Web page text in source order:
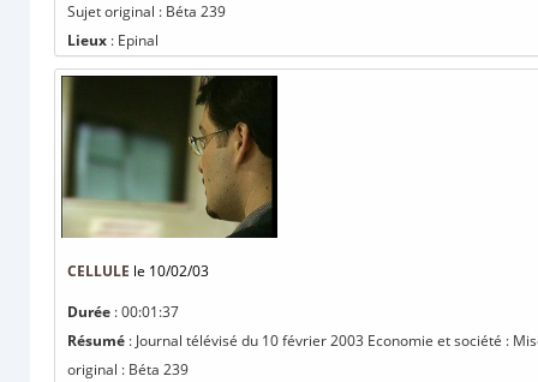
Sujet original : Béta 239
Lieux : Epinal
CELLULE le 10/02/03
Durée : 00:01:37
Résumé : Journal télévisé du 10 février 2003 Economie et société :
original : Béta 239